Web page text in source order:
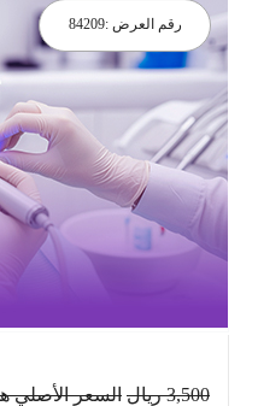
رقم العرض :84209
3,500 ريال السعر الأصلي هو: 3,500 ريال.